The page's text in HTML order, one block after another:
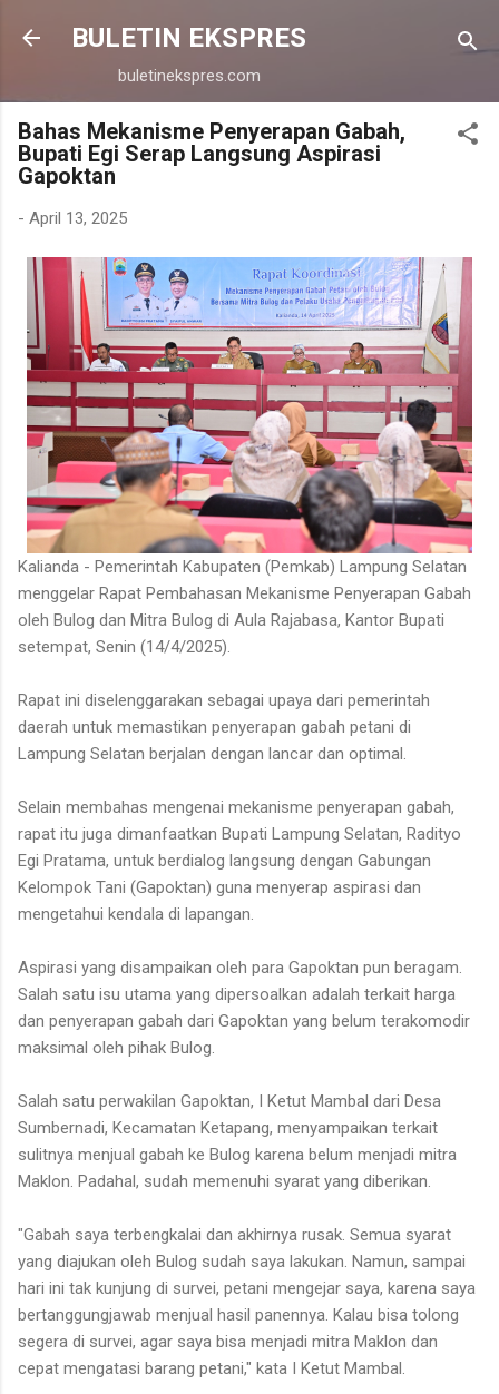
Langsung ke konten utama
BULETIN EKSPRES
buletinekspres.com
Bahas Mekanisme Penyerapan Gabah,
Bupati Egi Serap Langsung Aspirasi
Gapoktan
- April 13, 2025
Kalianda - Pemerintah Kabupaten (Pemkab) Lampung Selatan
menggelar Rapat Pembahasan Mekanisme Penyerapan Gabah
oleh Bulog dan Mitra Bulog di Aula Rajabasa, Kantor Bupati
setempat, Senin (14/4/2025).
Rapat ini diselenggarakan sebagai upaya dari pemerintah
daerah untuk memastikan penyerapan gabah petani di
Lampung Selatan berjalan dengan lancar dan optimal.
Selain membahas mengenai mekanisme penyerapan gabah,
rapat itu juga dimanfaatkan Bupati Lampung Selatan, Radityo
Egi Pratama, untuk berdialog langsung dengan Gabungan
Kelompok Tani (Gapoktan) guna menyerap aspirasi dan
mengetahui kendala di lapangan.
Aspirasi yang disampaikan oleh para Gapoktan pun beragam.
Salah satu isu utama yang dipersoalkan adalah terkait harga
dan penyerapan gabah dari Gapoktan yang belum terakomodir
maksimal oleh pihak Bulog.
Salah satu perwakilan Gapoktan, I Ketut Mambal dari Desa
Sumbernadi, Kecamatan Ketapang, menyampaikan terkait
sulitnya menjual gabah ke Bulog karena belum menjadi mitra
Maklon. Padahal, sudah memenuhi syarat yang diberikan.
"Gabah saya terbengkalai dan akhirnya rusak. Semua syarat
yang diajukan oleh Bulog sudah saya lakukan. Namun, sampai
hari ini tak kunjung di survei, petani mengejar saya, karena saya
bertanggungjawab menjual hasil panennya. Kalau bisa tolong
segera di survei, agar saya bisa menjadi mitra Maklon dan
cepat mengatasi barang petani," kata I Ketut Mambal.